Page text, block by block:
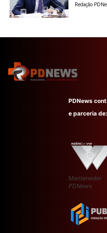
Redação
PDNews
e parceria de:
Mantenedor
PDNews